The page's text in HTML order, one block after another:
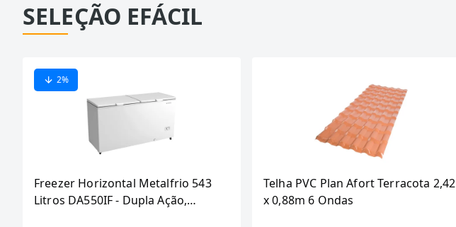
SELEÇÃO EFÁCIL
2%
Freezer Horizontal Metalfrio 543
Litros DA550IF - Dupla Ação,
Telha PVC Plan Afort Terracota 2,42
x 0,88m 6 Ondas